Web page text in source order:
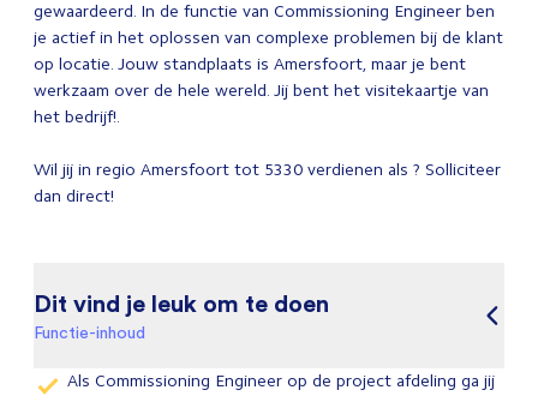
gewaardeerd. In de functie van Commissioning Engineer ben
je actief in het oplossen van complexe problemen bij de klant
op locatie. Jouw standplaats is Amersfoort, maar je bent
werkzaam over de hele wereld. Jij bent het visitekaartje van
het bedrijf!.
Wil jij in regio Amersfoort tot 5330 verdienen als ? Solliciteer
dan direct!
Dit vind je leuk om te doen
Functie-inhoud
Als Commissioning Engineer op de project afdeling ga jij